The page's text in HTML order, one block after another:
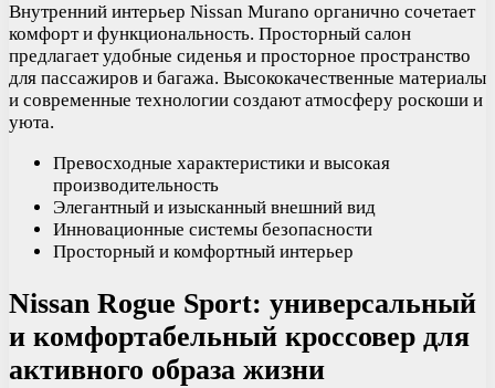
Внутренний интерьер Nissan Murano органично сочетает
комфорт и функциональность. Просторный салон
предлагает удобные сиденья и просторное пространство
для пассажиров и багажа. Высококачественные материалы
и современные технологии создают атмосферу роскоши и
уюта.
Превосходные характеристики и высокая
производительность
Элегантный и изысканный внешний вид
Инновационные системы безопасности
Просторный и комфортный интерьер
Nissan Rogue Sport: универсальный
и комфортабельный кроссовер для
активного образа жизни